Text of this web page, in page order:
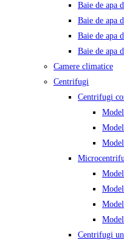
Baie de apa
Baie de apa
Baie de apa
Baie de apa
Camere climatice
Centrifugi
Centrifugi
Centrifugi